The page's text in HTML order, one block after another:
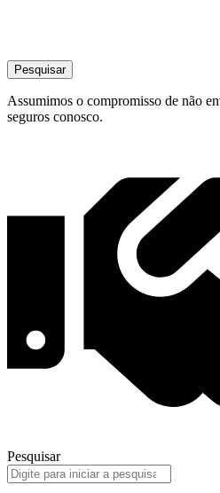
Pesquisar
Assumimos o compromisso de não
seguros conosco.
Pesquisar